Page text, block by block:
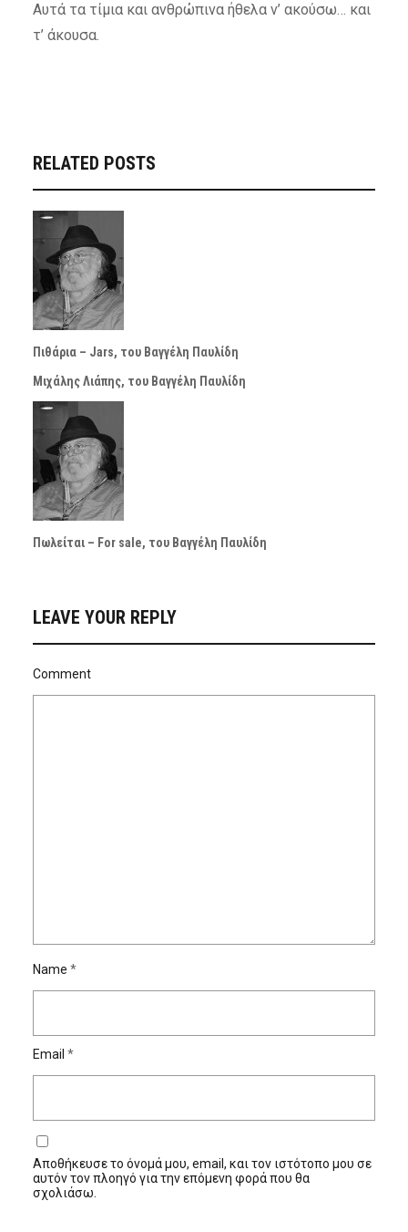
Αυτά τα τίμια και ανθρώπινα ήθελα ν’ ακούσω… και
τ’ άκουσα.
RELATED POSTS
Πιθάρια – Jars, του Βαγγέλη Παυλίδη
Μιχάλης Λιάπης, του Βαγγέλη Παυλίδη
Πωλείται – For sale, του Βαγγέλη Παυλίδη
LEAVE YOUR REPLY
Comment
Name *
Email *
Αποθήκευσε το όνομά μου, email, και τον ιστότοπο μου σε
αυτόν τον πλοηγό για την επόμενη φορά που θα
σχολιάσω.